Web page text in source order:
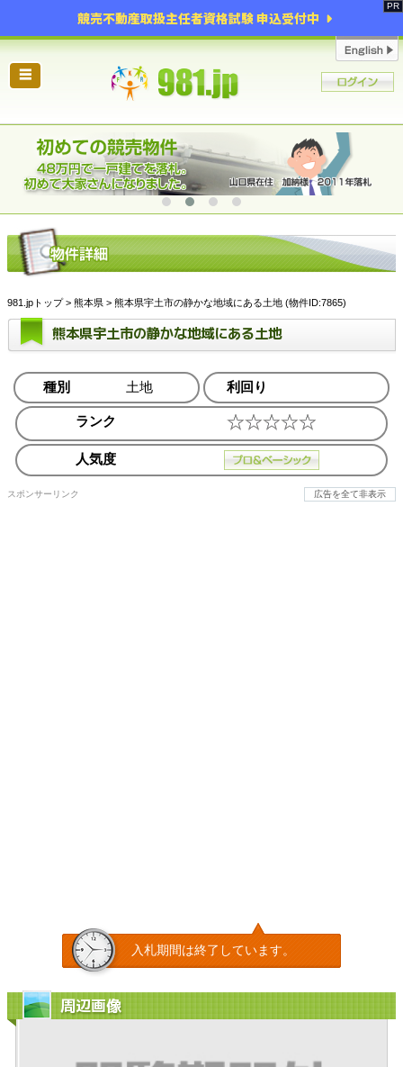
競売不動産取扱主任者資格試験 申込受付中
☰
981.jpトップ> 熊本県 > 熊本県宇土市の静かな地域にある土地 (物件ID:7865)
熊本県宇土市の静かな地域にある土地
種別 土地 利回り
ランク
人気度
スポンサーリンク 広告を全て非表示
入札期間は終了しています。
周辺画像